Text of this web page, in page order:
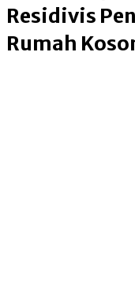
Residivis
Rumah